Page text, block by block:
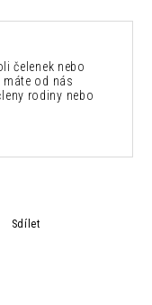
čelenek nebo
od nás
rodiny nebo
Sdílet